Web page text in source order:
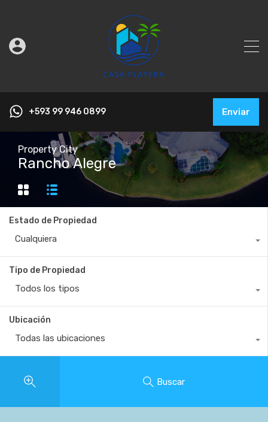
+593 99 946 0899 Enviar
Property City
Rancho Alegre
Estado de Propiedad
Cualquiera
Tipo de Propiedad
Todos los tipos
Ubicación
Todas las ubicaciones
Buscar